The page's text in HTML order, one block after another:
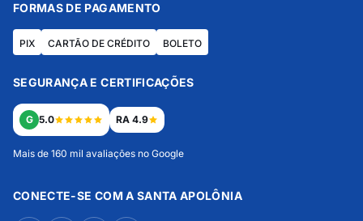
FORMAS DE PAGAMENTO
PIX CARTÃO DE CRÉDITO BOLETO
SEGURANÇA E CERTIFICAÇÕES
G 5.0 RA 4.9
Mais de 160 mil avaliações no Google
CONECTE-SE COM A SANTA APOLÔNIA